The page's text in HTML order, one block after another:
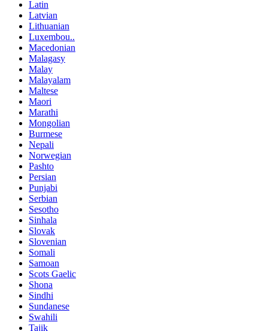
Latin
Latvian
Lithuanian
Luxembou..
Macedonian
Malagasy
Malay
Malayalam
Maltese
Maori
Marathi
Mongolian
Burmese
Nepali
Norwegian
Pashto
Persian
Punjabi
Serbian
Sesotho
Sinhala
Slovak
Slovenian
Somali
Samoan
Scots Gaelic
Shona
Sindhi
Sundanese
Swahili
Tajik